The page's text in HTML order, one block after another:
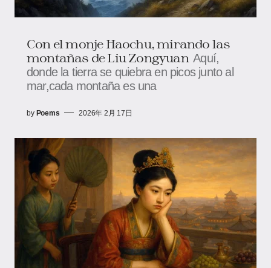
Con el monje Haochu, mirando las
montañas de Liu Zongyuan Aquí,
donde la tierra se quiebra en picos junto al
mar,cada montaña es una
by Poems 2026年 2月 17日